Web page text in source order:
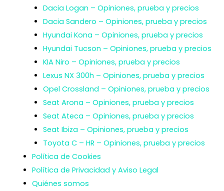
Dacia Logan – Opiniones, prueba y precios
Dacia Sandero – Opiniones, prueba y precios
Hyundai Kona – Opiniones, prueba y precios
Hyundai Tucson – Opiniones, prueba y precios
KIA Niro – Opiniones, prueba y precios
Lexus NX 300h – Opiniones, prueba y precios
Opel Crossland – Opiniones, prueba y precios
Seat Arona – Opiniones, prueba y precios
Seat Ateca – Opiniones, prueba y precios
Seat Ibiza – Opiniones, prueba y precios
Toyota C – HR – Opiniones, prueba y precios
Política de Cookies
Política de Privacidad y Aviso Legal
Quiénes somos